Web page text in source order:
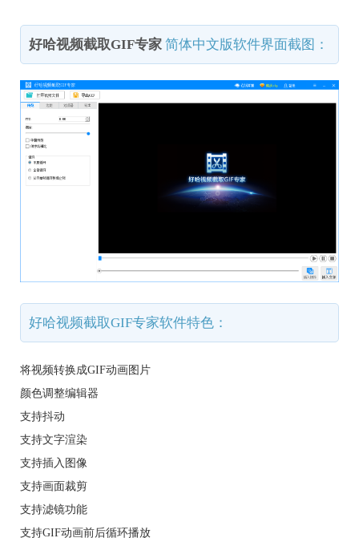
好哈视频截取GIF专家 简体中文版软件界面截图：
好哈视频截取GIF专家软件特色：
将视频转换成GIF动画图片
颜色调整编辑器
支持抖动
支持文字渲染
支持插入图像
支持画面裁剪
支持滤镜功能
支持GIF动画前后循环播放